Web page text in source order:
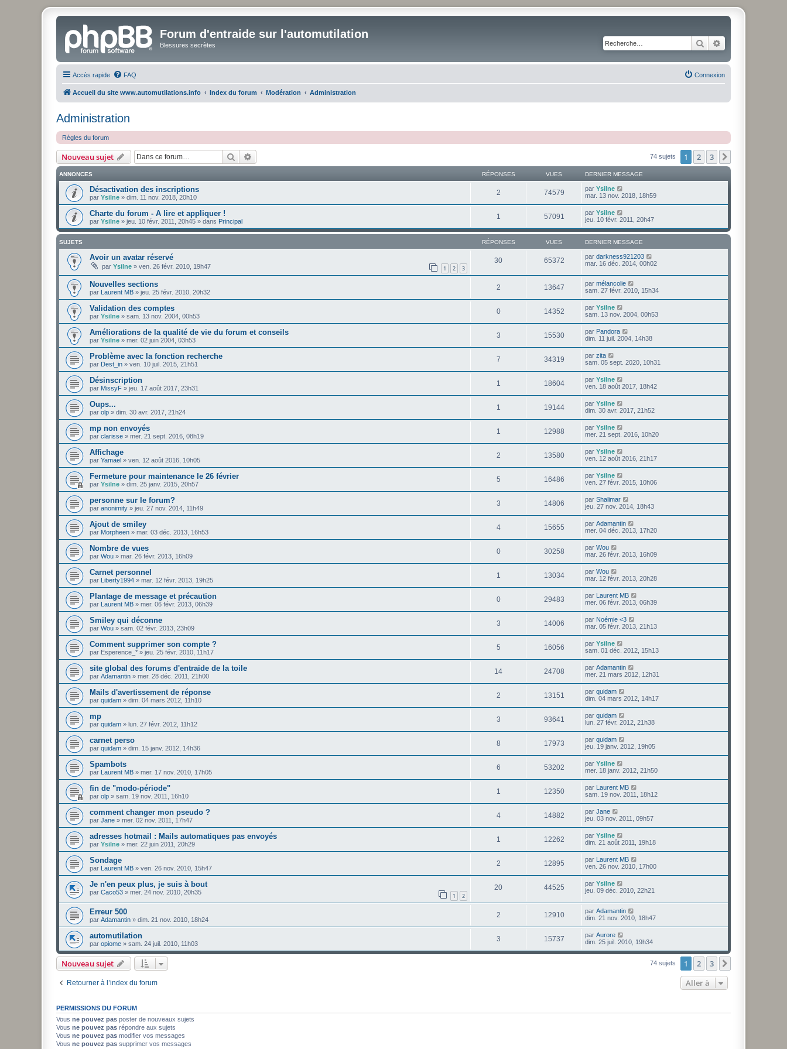
Forum d'entraide sur l'automutilation
Blessures secrètes Rechercher
Accès rapide FAQ Connexion
Accueil du site www.automutilations.info Index du forum Modération Administration
Administration
Règles du forum
Nouveau sujet Rechercher 74 sujets 1 2 3
ANNONCES RÉPONSES VUES DERNIER MESSAGE
Désactivation des inscriptions
par Ysilne » dim. 11 nov. 2018, 20h10
2 74579 par Ysilne
mar. 13 nov. 2018, 18h59
Charte du forum - A lire et appliquer !
par Ysilne » jeu. 10 févr. 2011, 20h45 » dans Principal
1 57091 par Ysilne
jeu. 10 févr. 2011, 20h47
SUJETS RÉPONSES VUES DERNIER MESSAGE
Avoir un avatar réservé
par Ysilne » ven. 26 févr. 2010, 19h47 1 2 3
30 65372 par darkness921203
mar. 16 déc. 2014, 00h02
Nouvelles sections
par Laurent MB » jeu. 25 févr. 2010, 20h32
2 13647 par mélancolie
sam. 27 févr. 2010, 15h34
Validation des comptes
par Ysilne » sam. 13 nov. 2004, 00h53
0 14352 par Ysilne
sam. 13 nov. 2004, 00h53
Améliorations de la qualité de vie du forum et conseils
par Ysilne » mer. 02 juin 2004, 03h53
3 15530 par Pandora
dim. 11 juil. 2004, 14h38
Problème avec la fonction recherche
par Dest_in » ven. 10 juil. 2015, 21h51
7 34319 par zita
sam. 05 sept. 2020, 10h31
Désinscription
par MissyF » jeu. 17 août 2017, 23h31
1 18604 par Ysilne
ven. 18 août 2017, 18h42
Oups...
par olp » dim. 30 avr. 2017, 21h24
1 19144 par Ysilne
dim. 30 avr. 2017, 21h52
mp non envoyés
par clarisse » mer. 21 sept. 2016, 08h19
1 12988 par Ysilne
mer. 21 sept. 2016, 10h20
Affichage
par Yamael » ven. 12 août 2016, 10h05
2 13580 par Ysilne
ven. 12 août 2016, 21h17
Fermeture pour maintenance le 26 février
par Ysilne » dim. 25 janv. 2015, 20h57
5 16486 par Ysilne
ven. 27 févr. 2015, 10h06
personne sur le forum?
par anonimity » jeu. 27 nov. 2014, 11h49
3 14806 par Shalimar
jeu. 27 nov. 2014, 18h43
Ajout de smiley
par Morpheen » mar. 03 déc. 2013, 16h53
4 15655 par Adamantin
mer. 04 déc. 2013, 17h20
Nombre de vues
par Wou » mar. 26 févr. 2013, 16h09
0 30258 par Wou
mar. 26 févr. 2013, 16h09
Carnet personnel
par Liberty1994 » mar. 12 févr. 2013, 19h25
1 13034 par Wou
mar. 12 févr. 2013, 20h28
Plantage de message et précaution
par Laurent MB » mer. 06 févr. 2013, 06h39
0 29483 par Laurent MB
mer. 06 févr. 2013, 06h39
Smiley qui déconne
par Wou » sam. 02 févr. 2013, 23h09
3 14006 par Noémie <3
mar. 05 févr. 2013, 21h13
Comment supprimer son compte ?
par Esperence_* » jeu. 25 févr. 2010, 11h17
5 16056 par Ysilne
sam. 01 déc. 2012, 15h13
site global des forums d'entraide de la toile
par Adamantin » mer. 28 déc. 2011, 21h00
14 24708 par Adamantin
mer. 21 mars 2012, 12h31
Mails d'avertissement de réponse
par quidam » dim. 04 mars 2012, 11h10
2 13151 par quidam
dim. 04 mars 2012, 14h17
mp
par quidam » lun. 27 févr. 2012, 11h12
3 93641 par quidam
lun. 27 févr. 2012, 21h38
carnet perso
par quidam » dim. 15 janv. 2012, 14h36
8 17973 par quidam
jeu. 19 janv. 2012, 19h05
Spambots
par Laurent MB » mer. 17 nov. 2010, 17h05
6 53202 par Ysilne
mer. 18 janv. 2012, 21h50
fin de "modo-période"
par olp » sam. 19 nov. 2011, 16h10
1 12350 par Laurent MB
sam. 19 nov. 2011, 18h12
comment changer mon pseudo ?
par Jane » mer. 02 nov. 2011, 17h47
4 14882 par Jane
jeu. 03 nov. 2011, 09h57
adresses hotmail : Mails automatiques pas envoyés
par Ysilne » mer. 22 juin 2011, 20h29
1 12262 par Ysilne
dim. 21 août 2011, 19h18
Sondage
par Laurent MB » ven. 26 nov. 2010, 15h47
2 12895 par Laurent MB
ven. 26 nov. 2010, 17h00
Je n'en peux plus, je suis à bout
par Caco53 » mer. 24 nov. 2010, 20h35 1 2
20 44525 par Ysilne
jeu. 09 déc. 2010, 22h21
Erreur 500
par Adamantin » dim. 21 nov. 2010, 18h24
2 12910 par Adamantin
dim. 21 nov. 2010, 18h47
automutilation
par opiome » sam. 24 juil. 2010, 11h03
3 15737 par Aurore
dim. 25 juil. 2010, 19h34
Nouveau sujet 74 sujets 1 2 3
Retourner à l’index du forum Aller à
PERMISSIONS DU FORUM
Vous ne pouvez pas poster de nouveaux sujets
Vous ne pouvez pas répondre aux sujets
Vous ne pouvez pas modifier vos messages
Vous ne pouvez pas supprimer vos messages